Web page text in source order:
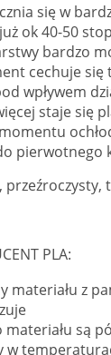
się w
ok 40-50
bardzo
cechuje się
wpływem
staje się
pierwotnego
PLA:
materiału z
materiału są
w